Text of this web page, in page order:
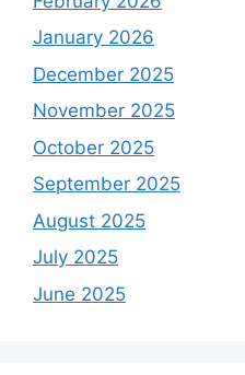
January 2026
December 2025
November 2025
October 2025
September 2025
August 2025
July 2025
June 2025